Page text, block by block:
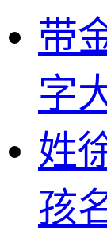
带
字
姓
孩